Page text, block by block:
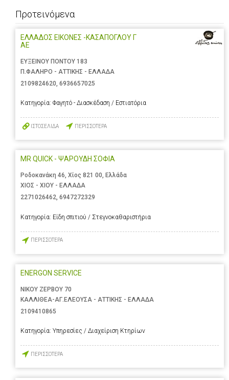
Προτεινόμενα
ΕΛΛΑΔΟΣ ΕΙΚΟΝΕΣ -ΚΑΣΑΠΟΓΛΟΥ Γ
ΑΕ
ΕΥΞΕΙΝΟΥ ΠΟΝΤΟΥ 183
Π.ΦΑΛΗΡΟ - ΑΤΤΙΚΗΣ - ΕΛΛΑΔΑ
2109824620, 6936657025
Κατηγορία: Φαγητό - Διασκέδαση / Εστιατόρια
ΙΣΤΟΣΕΛΙΔΑ ΠΕΡΙΣΣΟΤΕΡΑ
MR QUICK - ΨΑΡΟΥΔΗ ΣΟΦΙΑ
Ροδοκανάκη 46, Χίος 821 00, Ελλάδα
ΧΙΟΣ - ΧΙΟΥ - ΕΛΛΑΔΑ
2271026462, 6947272329
Κατηγορία: Είδη σπιτιού / Στεγνοκαθαριστήρια
ΠΕΡΙΣΣΟΤΕΡΑ
ENERGON SERVICE
ΝΙΚΟΥ ΖΕΡΒΟΥ 70
ΚΑΛΛΙΘΕΑ-ΑΓ.ΕΛΕΟΥΣΑ - ΑΤΤΙΚΗΣ - ΕΛΛΑΔΑ
2109410865
Κατηγορία: Υπηρεσίες / Διαχείριση Κτηρίων
ΠΕΡΙΣΣΟΤΕΡΑ